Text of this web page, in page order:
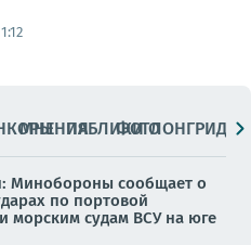
МНЕНИЯПАБЛИКИ
ФОТОЛОНГРИДЫ
Минобороны сообщает о
по портовой
морским судам ВСУ на юге